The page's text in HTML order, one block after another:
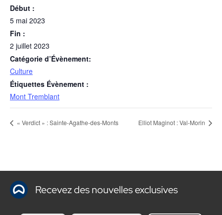
Début :
5 mai 2023
Fin :
2 juillet 2023
Catégorie d’Évènement:
Culture
Étiquettes Évènement :
Mont Tremblant
« Verdict » : Sainte-Agathe-des-Monts Elliot Maginot : Val-Morin
Recevez des nouvelles exclusives